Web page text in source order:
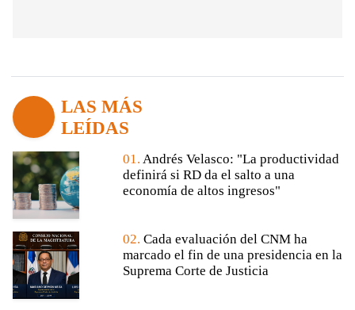
LAS MÁS
LEÍDAS
01. Andrés Velasco: "La productividad
definirá si RD da el salto a una
economía de altos ingresos"
02. Cada evaluación del CNM ha
marcado el fin de una presidencia en la
Suprema Corte de Justicia